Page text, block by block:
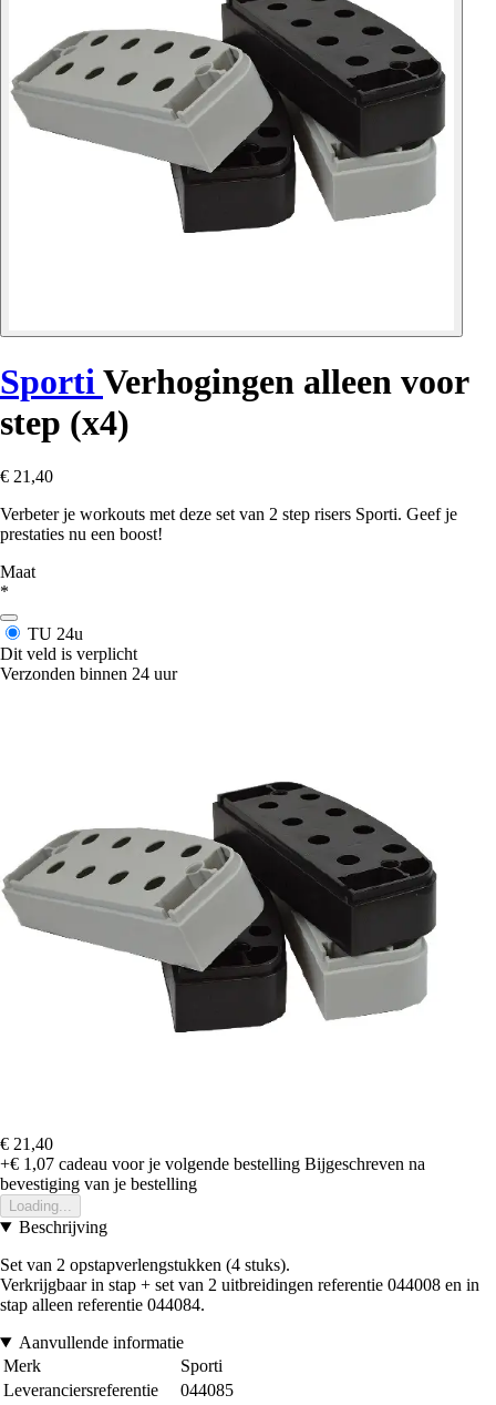
Sporti Verhogingen alleen voor
step (x4)
€ 21,40
Verbeter je workouts met deze set van 2 step risers Sporti. Geef je
prestaties nu een boost!
Maat
*
TU 24u
Dit veld is verplicht
Verzonden binnen 24 uur
€ 21,40
+€ 1,07 cadeau voor je volgende bestelling Bijgeschreven na
bevestiging van je bestelling
Loading...
Beschrijving
Set van 2 opstapverlengstukken (4 stuks).
Verkrijgbaar in stap + set van 2 uitbreidingen referentie 044008 en in
stap alleen referentie 044084.
Aanvullende informatie
Merk
Sporti
Leveranciersreferentie
044085